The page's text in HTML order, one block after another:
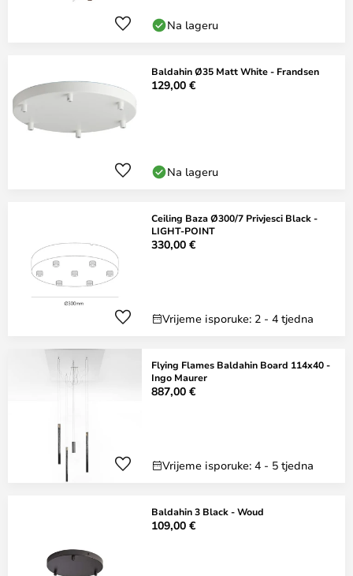
Na lageru
Baldahin Ø35 Matt White - Frandsen
129,00 €
Na lageru
Ceiling Baza Ø300/7 Privjesci Black -
LIGHT-POINT
330,00 €
Vrijeme isporuke: 2 - 4 tjedna
Flying Flames Baldahin Board 114x40 -
Ingo Maurer
887,00 €
Vrijeme isporuke: 4 - 5 tjedna
Baldahin 3 Black - Woud
109,00 €